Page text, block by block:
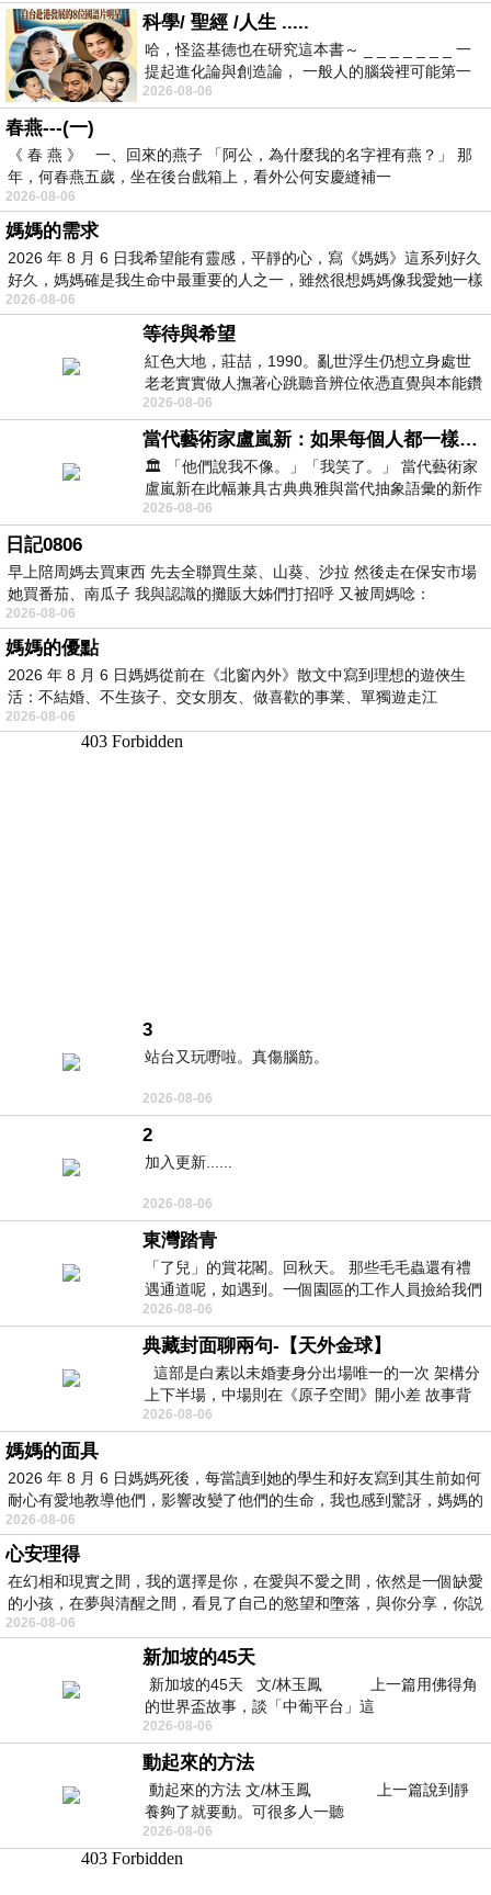
科學/ 聖經 /人生 .....
哈，怪盜基德也在研究這本書～ _ _ _ _ _ _ _ 一
提起進化論與創造論， 一般人的腦袋裡可能第一
時間就有「 進化論很科
2026-08-06
春燕---(一)
《 春 燕 》 一、回來的燕子 「阿公，為什麼我的名字裡有燕？」 那
年，何春燕五歲，坐在後台戲箱上，看外公何安慶縫補一
2026-08-06
媽媽的需求
2026 年 8 月 6 日我希望能有靈感，平靜的心，寫《媽媽》這系列好久
好久，媽媽確是我生命中最重要的人之一，雖然很想媽媽像我愛她一樣
2026-08-06
等待與希望
紅色大地，莊喆，1990。亂世浮生仍想立身處世
老老實實做人撫著心跳聽音辨位依憑直覺與本能鑽
向裂隙的亮處探索另一個心聲另一個共鳴的
2026-08-06
當代藝術家盧嵐新：如果每個人都一樣，這世界該有多無聊？
🏛️ 「他們說我不像。」「我笑了。」 當代藝術家
盧嵐新在此幅兼具古典典雅與當代抽象語彙的新作
中，以沈靜的藍色空間為背景，描繪了
2026-08-06
日記0806
早上陪周媽去買東西 先去全聯買生菜、山葵、沙拉 然後走在保安市場
她買番茄、南瓜子 我與認識的攤販大姊們打招呼 又被周媽唸：
2026-08-06
媽媽的優點
2026 年 8 月 6 日媽媽從前在《北窗內外》散文中寫到理想的遊俠生
活：不結婚、不生孩子、交女朋友、做喜歡的事業、單獨遊走江
湖⋯⋯，
2026-08-06
3
站台又玩嘢啦。真傷腦筋。
2026-08-06
2
加入更新......
2026-08-06
東灣踏青
「了兒」的賞花閣。回秋天。 那些毛毛蟲還有禮
遇通道呢，如遇到。一個園區的工作人員撿給我們
細賞。
2026-08-06
典藏封面聊兩句-【天外金球】
這部是白素以未婚妻身分出場唯一的一次 架構分
上下半場，中場則在《原子空間》開小差 故事背
景影射西藏境外流亡 地下組織
2026-08-06
媽媽的面具
2026 年 8 月 6 日媽媽死後，每當讀到她的學生和好友寫到其生前如何
耐心有愛地教導他們，影響改變了他們的生命，我也感到驚訝，媽媽的
2026-08-06
心安理得
在幻相和現實之間，我的選擇是你，在愛與不愛之間，依然是一個缺愛
的小孩，在夢與清醒之間，看見了自己的慾望和墮落，與你分享，你説
2026-08-06
新加坡的45天
新加坡的45天 文/林玉鳳 上一篇用佛得角
的世界盃故事，談「中葡平台」這
2026-08-06
動起來的方法
動起來的方法 文/林玉鳳 上一篇說到靜
養夠了就要動。可很多人一聽
2026-08-06